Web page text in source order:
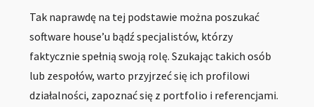
Tak naprawdę na tej podstawie można poszukać
software house’u bądź specjalistów, którzy
faktycznie spełnią swoją rolę. Szukając takich osób
lub zespołów, warto przyjrzeć się ich profilowi
działalności, zapoznać się z portfolio i referencjami.